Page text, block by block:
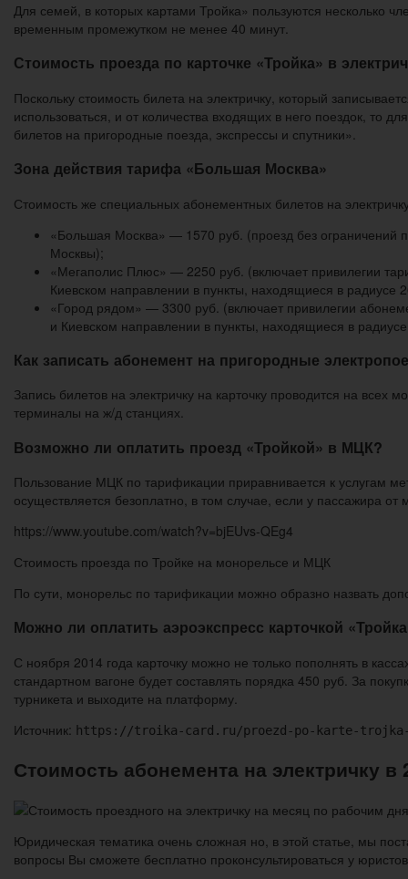
Для семей, в которых картами Тройка» пользуются несколько
временным промежутком не менее 40 минут.
Стоимость проезда по карточке «Тройка» в
Поскольку стоимость билета на электричку, который
использоваться, и от количества входящих в него поездок, то
билетов на пригородные поезда, экспрессы и спутники».
Зона действия тарифа «Большая Москва»
Стоимость же специальных абонементных билетов на
«Большая Москва» — 1570 руб. (проезд без ограничений
Москвы);
«Мегаполис Плюс» — 2250 руб. (включает привилегии
Киевском направлении в пункты, находящиеся в радиусе
«Город рядом» — 3300 руб. (включает привилегии
и Киевском направлении в пункты, находящиеся в
Как записать абонемент на пригородные
Запись билетов на электричку на карточку проводится на
терминалы на ж/д станциях.
Возможно ли оплатить проезд «Тройкой» в МЦК?
Пользование МЦК по тарификации приравнивается к услугам
осуществляется безоплатно, в том случае, если у пассажира
https://www.youtube.com/watch?v=bjEUvs-QEg4
Стоимость проезда по Тройке на монорельсе и МЦК
По сути, монорельс по тарификации можно образно назвать
Можно ли оплатить аэроэкспресс карточкой
С ноября 2014 года карточку можно не только пополнять в
стандартном вагоне будет составлять порядка 450 руб. За
турникета и выходите на платформу.
Источник: https://troika-card.ru/proezd-po-karte-
Стоимость абонемента на электричку в
Юридическая тематика очень сложная но, в этой статье, мы
вопросы Вы сможете бесплатно проконсультироваться у